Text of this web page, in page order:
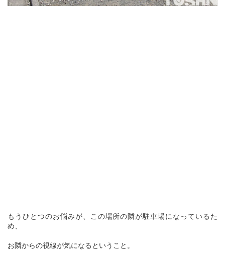
もうひとつのお悩みが、この場所の隣が駐車場になっているた
め、
お隣からの視線が気になるということ。